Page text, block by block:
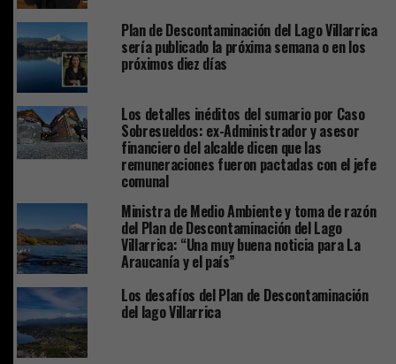
Plan de Descontaminación del Lago Villarrica
sería publicado la próxima semana o en los
próximos diez días
Los detalles inéditos del sumario por Caso
Sobresueldos: ex-Administrador y asesor
financiero del alcalde dicen que las
remuneraciones fueron pactadas con el jefe
comunal
Ministra de Medio Ambiente y toma de razón
del Plan de Descontaminación del Lago
Villarrica: “Una muy buena noticia para La
Araucanía y el país”
Los desafíos del Plan de Descontaminación
del lago Villarrica